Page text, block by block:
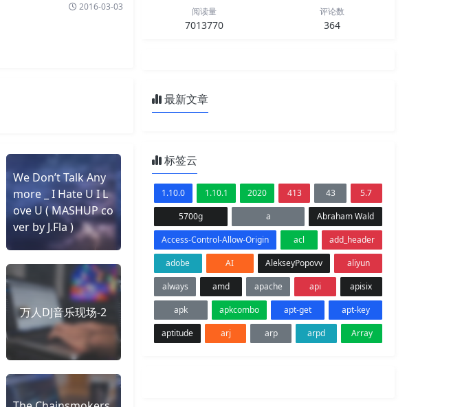
2016-03-03
We Don’t Talk Any
more _ I Hate U I L
ove U ( MASHUP co
ver by J.Fla )
万人DJ音乐现场-2
阅读量
7013770
评论数
364
最新文章
标签云
1.10.0 1.10.1 2020 413 43
5.7
5700g
a
Abraham Wald
Access-Control-Allow-Origin
acl
add_header
adobe
AI AlekseyPopovv
aliyun
always
amd apache api
apisix
apk
apkcombo apt-get
apt-key
aptitude
arj arp arpd Array